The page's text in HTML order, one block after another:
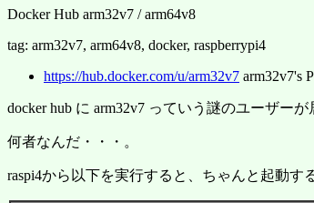
Docker Hub arm32v7 / arm64v8
tag: arm32v7, arm64v8, docker, raspberrypi4
https://hub.docker.com/u/arm32v7 arm32v7's
docker hub に arm32v7 っていう謎のユーザー
何者なんだ・・・。
raspi4から以下を実行すると、ちゃんと起動する